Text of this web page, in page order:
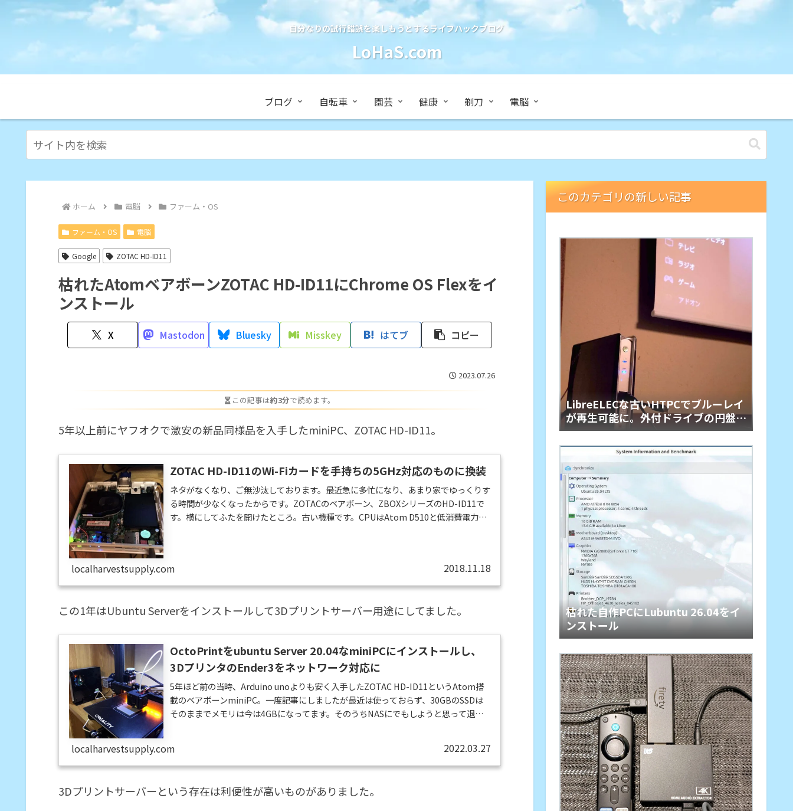
自分なりの試行錯誤を楽しもうとするライフハックブログ
LoHaS.com
ブログ 自転車 園芸 健康 剃刀 電脳
ホーム 電脳 ファーム・OS
ファーム・OS 電脳
Google ZOTAC HD-ID11
枯れたAtomベアボーンZOTAC HD-ID11にChrome OS Flexをイ
ンストール
X Mastodon Bluesky Misskey はてブ コピー
2023.07.26
この記事は約3分で読めます。
5年以上前にヤフオクで激安の新品同様品を入手したminiPC、ZOTAC HD-ID11。
ZOTAC HD-ID11のWi-Fiカードを手持ちの5GHz対応のものに換装
ネタがなくなり、ご無沙汰しております。最近急に多忙になり、あまり家でゆっくりす
る時間が少なくなったからです。ZOTACのベアボーン、ZBOXシリーズのHD-ID11で
す。横にしてふたを開けたところ。古い機種です。CPUはAtom D510と低消費電力で
Raspberry...
localharvestsupply.com 2018.11.18
この1年はUbuntu Serverをインストールして3Dプリントサーバー用途にしてました。
OctoPrintをubuntu Server 20.04なminiPCにインストールし、
3DプリンタのEnder3をネットワーク対応に
5年ほど前の当時、Arduino unoよりも安く入手したZOTAC HD-ID11というAtom搭
載のベアボーンminiPC。一度記事にしましたが最近は使っておらず、30GBのSSDは
そのままでメモリは今は4GBになってます。そのうちNASにでもしようと思って退蔵
に詳しい記事が多いので、そちらをご参照ください...
localharvestsupply.com 2022.03.27
3Dプリントサーバーという存在は利便性が高いものがありました。
このカテゴリの新しい記事
LibreELECな古いHTPCでブルーレイ
が再生可能に。外付ドライブの円盤再
生用「艦橋」という余生
枯れた自作PCにLubuntu 26.04をイ
ンストール